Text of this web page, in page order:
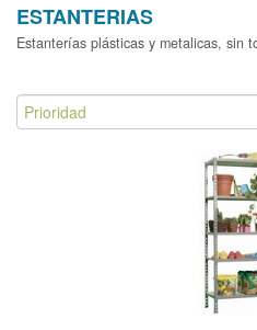
ESTANTERIAS
Estanterías plásticas y metalicas, sin